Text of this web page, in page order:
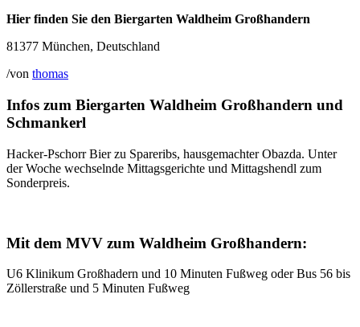
Hier finden Sie den Biergarten Waldheim Großhandern
81377 München, Deutschland
/von thomas
Infos zum Biergarten Waldheim Großhandern und
Schmankerl
Hacker-Pschorr Bier zu Spareribs, hausgemachter Obazda. Unter
der Woche wechselnde Mittagsgerichte und Mittagshendl zum
Sonderpreis.
Mit dem MVV zum Waldheim Großhandern:
U6 Klinikum Großhadern und 10 Minuten Fußweg oder Bus 56 bis
Zöllerstraße und 5 Minuten Fußweg